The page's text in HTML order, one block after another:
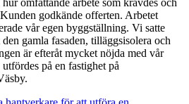
godkände offerten. Arbetet
vår egen byggställning. Vi satte
gamla fasaden, tilläggsisolera och
är efteråt mycket nöjda med vår
på en fastighet på